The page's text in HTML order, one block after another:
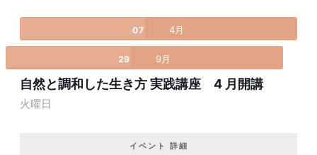
07 4月
29 9月
自然と調和した生き方 実践講座 4 月開講
火曜日
イベント 詳細